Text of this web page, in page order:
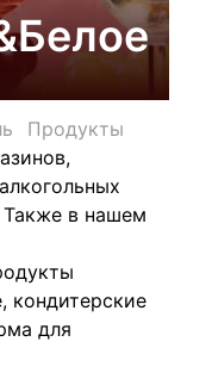
Продукты
Также в нашем
кондитерские
для